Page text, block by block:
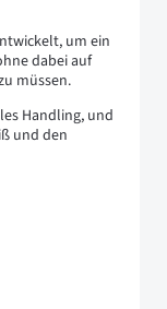
um ein
dabei auf
müssen.
Handling, und
und den